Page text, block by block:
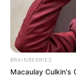
BRAINBERRIES
Macaulay Culkin's